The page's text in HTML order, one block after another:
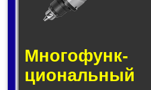
Много­функ­
цио­наль­ный